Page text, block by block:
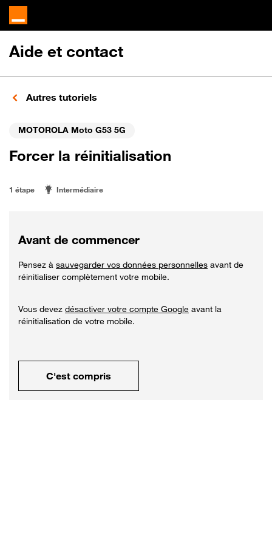
Aide et contact
Autres tutoriels
MOTOROLA Moto G53 5G
Forcer la réinitialisation
1 étape Intermédiaire
Avant de commencer
Pensez à sauvegarder vos données personnelles avant de
réinitialiser complètement votre mobile.
Vous devez désactiver votre compte Google avant la
réinitialisation de votre mobile.
C'est compris